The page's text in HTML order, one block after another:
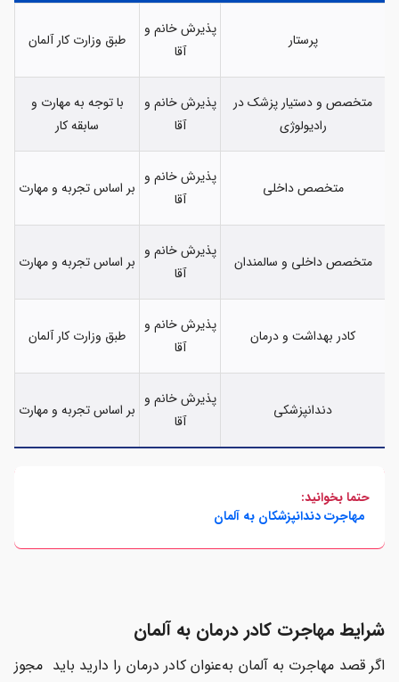
پرستار
پذیرش خانم و
آقا
طبق وزارت کار آلمان
متخصص و دستیار پزشک در
رادیولوژی
پذیرش خانم و
آقا
با توجه به مهارت و
سابقه کار
متخصص داخلی
پذیرش خانم و
آقا
بر اساس تجربه و مهارت
متخصص داخلی و سالمندان
پذیرش خانم و
آقا
بر اساس تجربه و مهارت
کادر بهداشت و درمان
پذیرش خانم و
آقا
طبق وزارت کار آلمان
دندانپزشکی
پذیرش خانم و
آقا
بر اساس تجربه و مهارت
حتما بخوانید:
مهاجرت دندانپزشکان به آلمان
شرایط مهاجرت کادر درمان به آلمان
اگر قصد مهاجرت به آلمان به‌عنوان کادر درمان را دارید باید مجوز